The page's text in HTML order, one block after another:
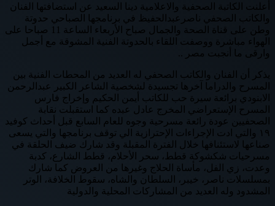
أعلنت الكاتبة الصحفية والاعلامية دينا السعيد عن استضافتها الفنان
والكاتب الصحفي ناصرعبدالحفيظ في برنامجها الصباحي حدوتة
وطن على قناة الصحة والجمال صباح الأربعاء الساعة 11 صباحا على
الهواء مباشرة ووصفت اللقاء بالحدوتة الفنية المشوقة مع أجمل
وارقى ما أنجبت مصر ..
يذكر أن الفنان والكاتب الصحفي له العديد من المحطات الفنية بين
المسرح والدراما آخرها تجسيدة لشخصية الشاعر الكبير عبدالرحمن
الابنودي برائعة سيرة حب للكاتب أيمن الحكيم وإخراج فارس
المسرح الإستعراضي المخرج عادل عبده كما استقبلت نقابة
الصحفيين عودة رائعة مسرحية وجوه للعام السابع قبل أحداث كوفيد
١٩ والتي ادت الإجراءات الإحترازية الي توقف برنامجها والتي يسعى
صناعها لاستئنافها خلال الفترة المقبلة وقد شارك ضيف الحلقة في
مسرحيات شكشوكة قطط، سحر الأحلام، قطط الشارع، كدبة
وعدت، زي الفل، مأساة الحلاج وغيرها من العروض كما شارك
بمسلسلات ناصر، خيبر، السلطان والشاه، سقوط الخلافة، الوتر
المشدود وله العديد من المشاركات المحلية والدولية